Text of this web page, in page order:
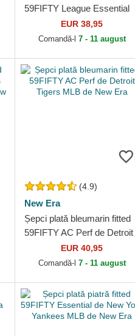
59FIFTY League Essential
de New York Yankees MLB
de New Era
EUR 38,95
Comandă-l 7 - 11 august
(4.9)
New Era
Șepci plată bleumarin fitted
59FIFTY AC Perf de Detroit
Tigers MLB de New Era
EUR 40,95
Comandă-l 7 - 11 august